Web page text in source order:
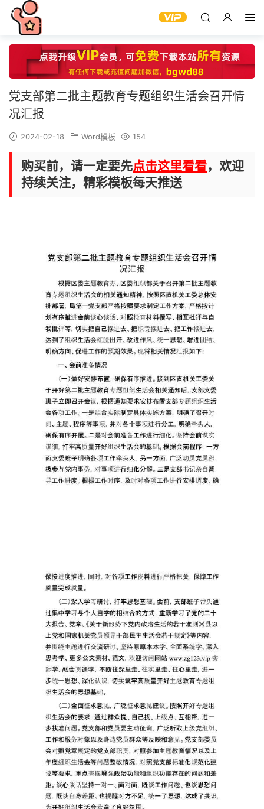
党支部第二批主题教育专题组织生活会召开情
况汇报
2024-02-18 Word模板 154
购买前，请一定要先点击这里看看，欢迎
持续关注，精彩模板每天推送